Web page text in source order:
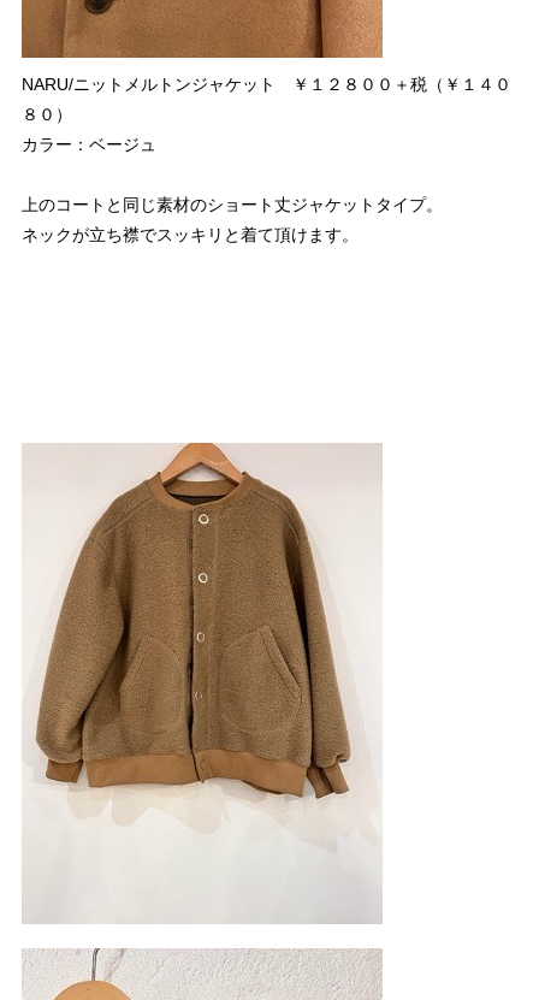
NARU/ニットメルトンジャケット ￥１２８００＋税（￥１４０
８０）
カラー：ベージュ
上のコートと同じ素材のショート丈ジャケットタイプ。
ネックが立ち襟でスッキリと着て頂けます。